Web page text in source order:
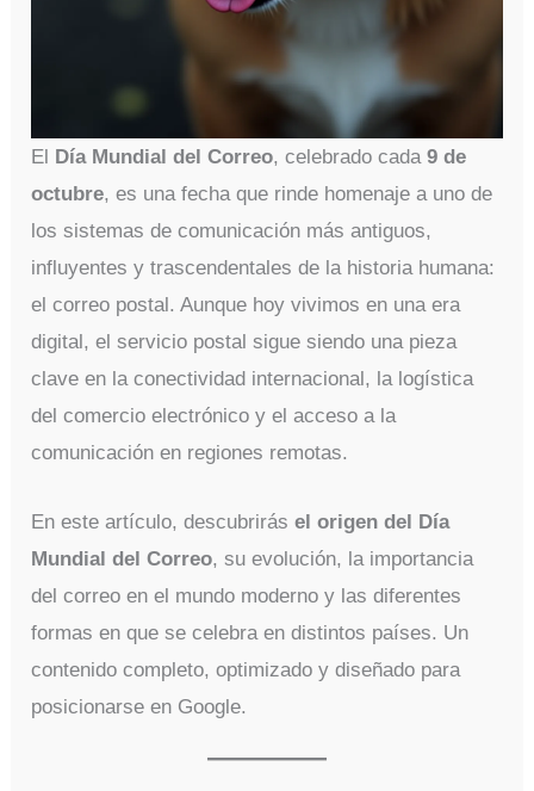
El Día Mundial del Correo, celebrado cada9 de
octubre, es una fecha que rinde homenaje a uno de
los sistemas de comunicación más antiguos,
influyentes y trascendentales de la historia humana:
el correo postal. Aunque hoy vivimos en una era
digital, el servicio postal sigue siendo una pieza
clave en la conectividad internacional, la logística
del comercio electrónico y el acceso a la
comunicación en regiones remotas.
En este artículo, descubrirásel origen del Día
Mundial del Correo, su evolución, la importancia
del correo en el mundo moderno y las diferentes
formas en que se celebra en distintos países. Un
contenido completo, optimizado y diseñado para
posicionarse en Google.